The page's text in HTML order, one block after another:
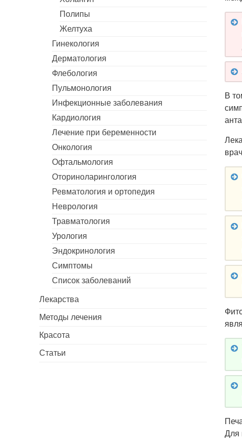
В
Для
Полипы
Желтуха
Гинекология
Дерматология
Флебология
Пульмонология
Инфекционные заболевания
Кардиология
Лечение при беременности
Онкология
Офтальмология
Оториноларингология
Ревматология и ортопедия
Неврология
Травматология
Урология
Эндокринология
Симптомы
Список заболеваний
Лекарства
Методы лечения
Красота
Статьи